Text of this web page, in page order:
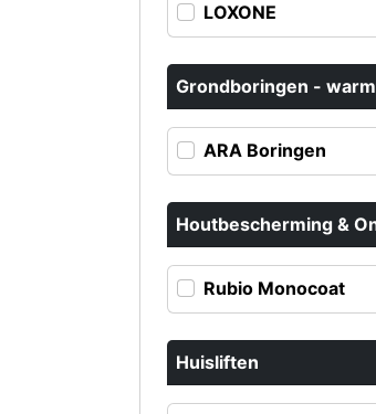
LOXONE
Grondboringen -
ARA Boringen
Houtbescherming &
Rubio Monocoat
Huisliften